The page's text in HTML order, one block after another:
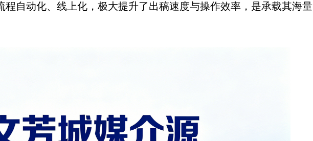
程自动化、线上化，极大提升了出稿速度与操作效率，是承载其海量